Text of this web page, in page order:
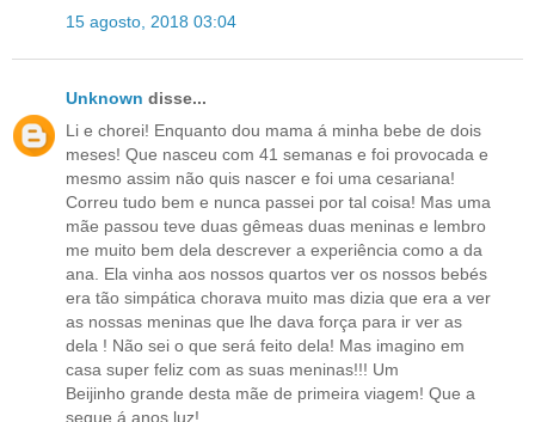
15 agosto, 2018 03:04
Unknown disse...
Li e chorei! Enquanto dou mama á minha bebe de dois
meses! Que nasceu com 41 semanas e foi provocada e
mesmo assim não quis nascer e foi uma cesariana!
Correu tudo bem e nunca passei por tal coisa! Mas uma
mãe passou teve duas gêmeas duas meninas e lembro
me muito bem dela descrever a experiência como a da
ana. Ela vinha aos nossos quartos ver os nossos bebés
era tão simpática chorava muito mas dizia que era a ver
as nossas meninas que lhe dava força para ir ver as
dela ! Não sei o que será feito dela! Mas imagino em
casa super feliz com as suas meninas!!! Um
Beijinho grande desta mãe de primeira viagem! Que a
segue á anos luz!